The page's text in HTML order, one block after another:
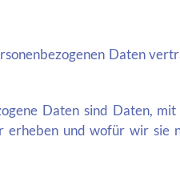
Daten
Daten sind Daten, mit
und wofür wir sie